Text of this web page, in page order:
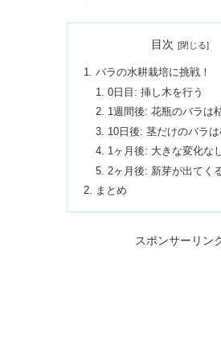
目次
バラの水耕栽培に挑戦！
0日目: 挿し木を行う
1週間後: 花瓶のバラは
10日後: 茎だけのバラ
1ヶ月後: 大きな変化な
2ヶ月後: 新芽が出てく
まとめ
スポンサーリン